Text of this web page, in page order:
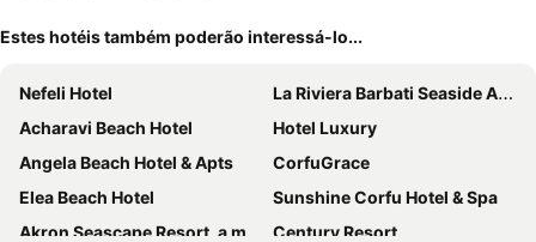
Estes hotéis também poderão interessá-lo...
Nefeli Hotel
La Riviera Barbati Seaside Apartments
Acharavi Beach Hotel
Hotel Luxury
Angela Beach Hotel & Apts
CorfuGrace
Elea Beach Hotel
Sunshine Corfu Hotel & Spa
Akron Seascape Resort, a member of Brown Hotels
Century Resort